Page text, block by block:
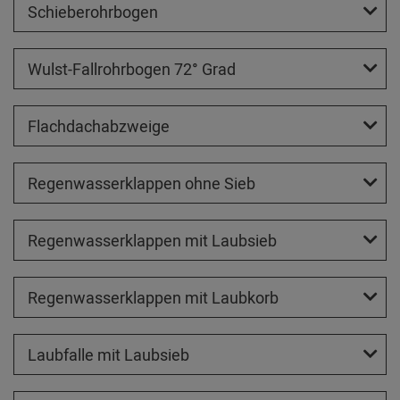
Schieberohrbogen
Wulst-Fallrohrbogen 72° Grad
Flachdachabzweige
Regenwasserklappen ohne Sieb
Regenwasserklappen mit Laubsieb
Regenwasserklappen mit Laubkorb
Laubfalle mit Laubsieb